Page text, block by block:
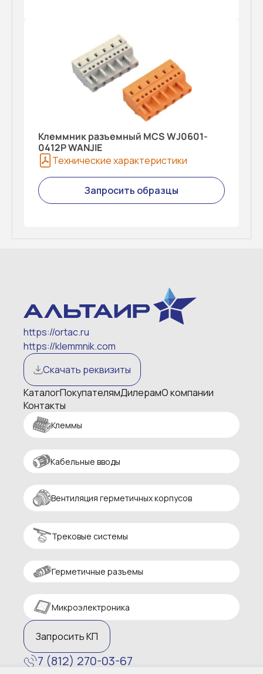
Клеммник разъемный MCS WJ0601-
0412P WANJIE
Технические характеристики
Запросить образцы
https://ortac.ru
https://klemmnik.com
Скачать реквизиты
КаталогПокупателямДилерамО компании
Контакты
Клеммы
Кабельные вводы
Вентиляция герметичных корпусов
Трековые системы
Герметичные разъемы
Микроэлектроника
Запросить КП
7 (812) 270-03-67